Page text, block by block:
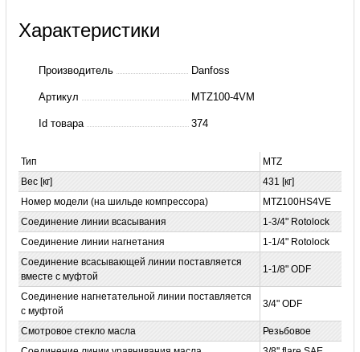
MTZ100-
MTZ100HS4VE
Характеристики
Производитель Danfoss
Артикул MTZ100-4VM
Id товара 374
Тип
MTZ
Вес [кг]
431 [кг]
Номер модели (на шильде компрессора)
MTZ100HS4VE
Соединение линии всасывания
1-3/4" Rotolock
Соединение линии нагнетания
1-1/4" Rotolock
Соединение всасывающей линии поставляется
вместе с муфтой
1-1/8" ODF
Соединение нагнетательной линии поставляется
с муфтой
3/4" ODF
Смотровое стекло масла
Резьбовое